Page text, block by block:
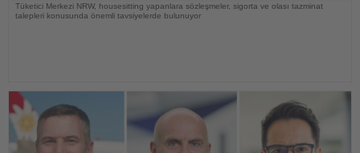
Tüketici Merkezi NRW, housesitting yapanlara sözleşmeler, sigorta ve olası tazminat
talepleri konusunda önemli tavsiyelerde bulunuyor